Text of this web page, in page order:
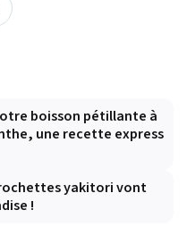
boisson pétillante à
une recette express
yakitori vont
!